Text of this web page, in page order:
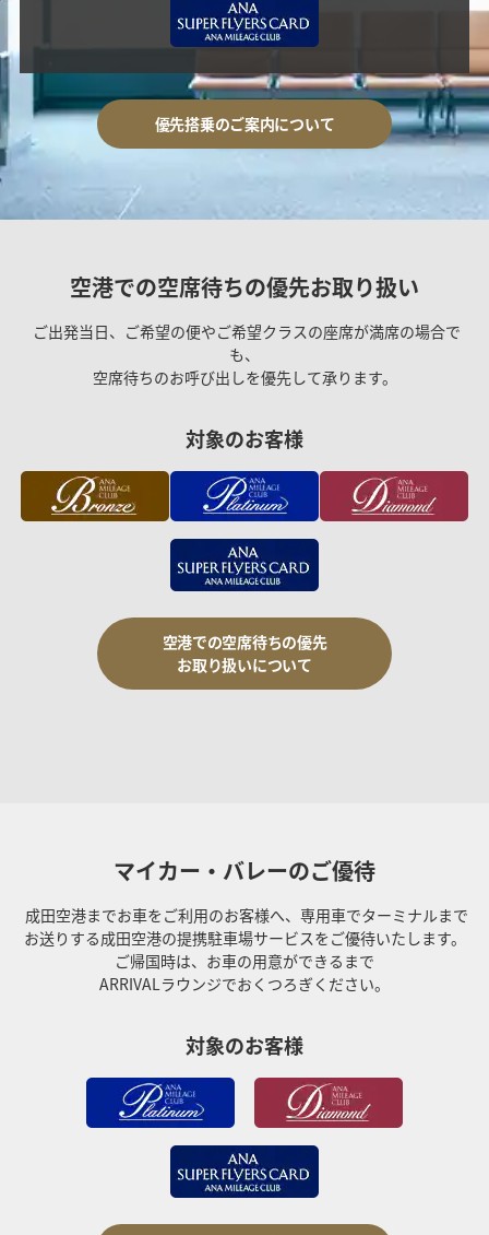
優先搭乗のご案内について
空港での空席待ちの優先お取り扱い
ご出発当日、ご希望の便やご希望クラスの座席が満席の場合で
も、
空席待ちのお呼び出しを優先して承ります。
対象のお客様
空港での空席待ちの優先
お取り扱いについて
マイカー・バレーのご優待
成田空港までお車をご利用のお客様へ、専用車でターミナルまで
お送りする成田空港の提携駐車場サービスをご優待いたします。
ご帰国時は、お車の用意ができるまで
ARRIVALラウンジでおくつろぎください。
対象のお客様